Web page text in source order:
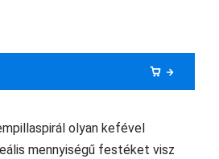
olyan kefével
mennyiségű festéket visz